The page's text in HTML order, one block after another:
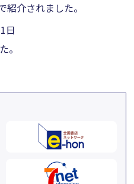
紹介されました。
日
。